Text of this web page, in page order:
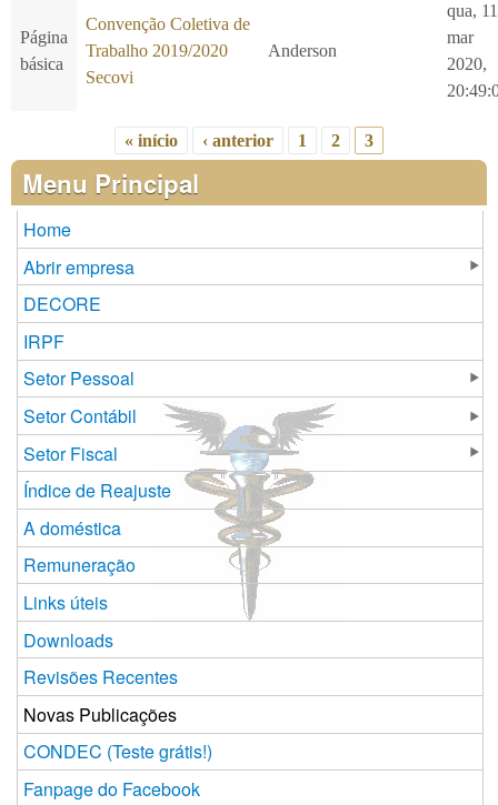
Página
básica
Convenção Coletiva de
Trabalho 2019/2020
Secovi
Anderson
qua, 11
mar
2020,
Páginas
« início ‹ anterior 1 2 3
Menu Principal
Home
Abrir empresa
DECORE
IRPF
Setor Pessoal
Setor Contábil
Setor Fiscal
Índice de Reajuste
A doméstica
Remuneração
Links úteis
Downloads
Revisões Recentes
Novas Publicações
CONDEC (Teste grátis!)
Fanpage do Facebook